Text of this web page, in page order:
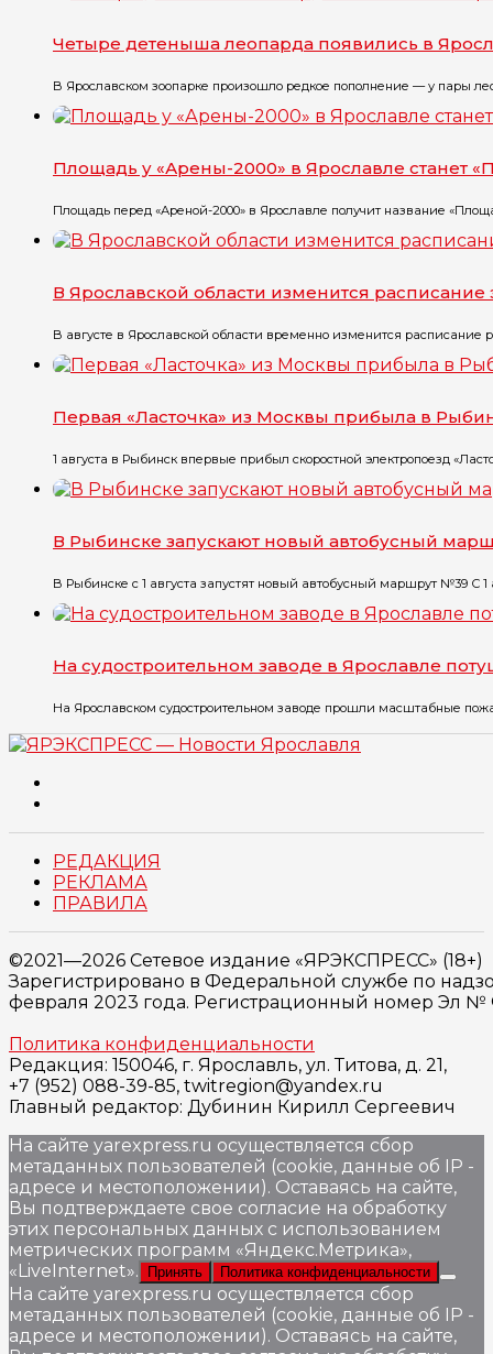
Четыре детеныша леопарда появились в
В Ярославском зоопарке произошло редкое пополнение — у пары
Площадь у «Арены-2000» в Ярославле станет
Площадь перед «Ареной-2000» в Ярославле получит название
В Ярославской области изменится расписание
В августе в Ярославской области временно изменится расписание
Первая «Ласточка» из Москвы прибыла в
1 августа в Рыбинск впервые прибыл скоростной электропоезд
В Рыбинске запускают новый автобусный
В Рыбинске с 1 августа запустят новый автобусный маршрут №39 С 1
На судостроительном заводе в Ярославле
На Ярославском судостроительном заводе прошли масштабные
РЕДАКЦИЯ
РЕКЛАМА
ПРАВИЛА
©2021—2026 Сетевое издание «ЯРЭКСПРЕСС» (18+)
Зарегистрировано в Федеральной службе по
февраля 2023 года. Регистрационный номер Эл №
Политика конфиденциальности
Редакция: 150046, г. Ярославль, ул. Титова, д. 21,
+7 (952) 088-39-85, twitregion@yandex.ru
Главный редактор: Дубинин Кирилл Сергеевич
На сайте yarexpress.ru осуществляется сбор
метаданных пользователей (cookie, данные об IP -
адресе и местоположении). Оставаясь на сайте,
Вы подтверждаете свое согласие на обработку
этих персональных данных c использованием
метрических программ «Яндекс.Метрика»,
«LiveInternet».
Принять Политика конфиденциальности
На сайте yarexpress.ru осуществляется сбор
метаданных пользователей (cookie, данные об IP -
адресе и местоположении). Оставаясь на сайте,